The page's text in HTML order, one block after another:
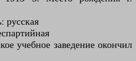
русская
учебное заведение окончил